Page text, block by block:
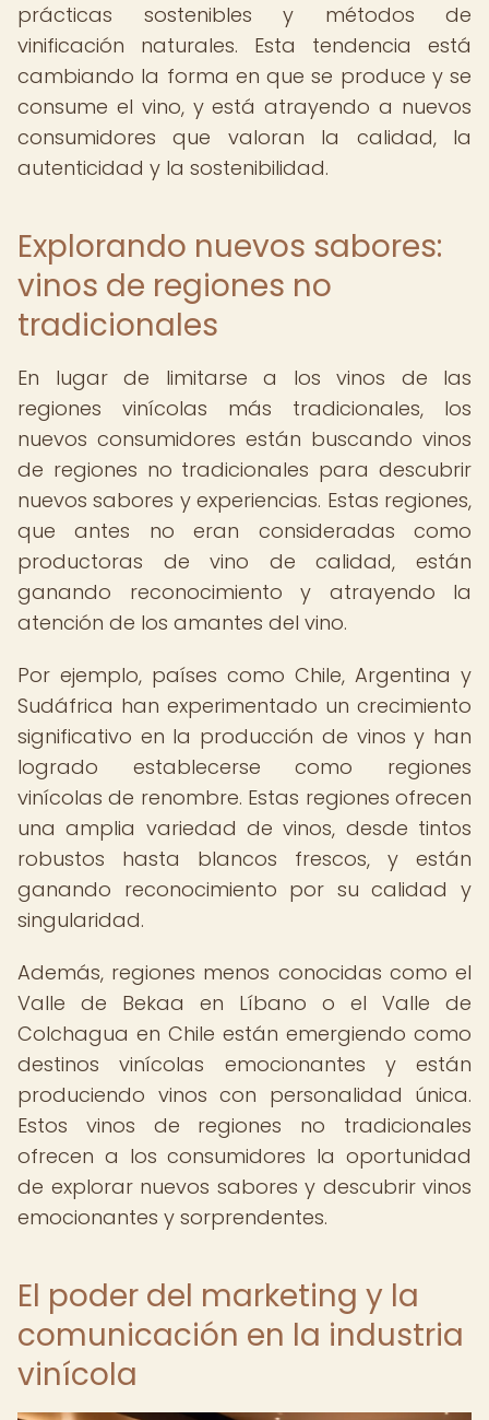
prácticas sostenibles y métodos de
vinificación naturales. Esta tendencia está
cambiando la forma en que se produce y se
consume el vino, y está atrayendo a nuevos
consumidores que valoran la calidad, la
autenticidad y la sostenibilidad.
Explorando nuevos sabores:
vinos de regiones no
tradicionales
En lugar de limitarse a los vinos de las
regiones vinícolas más tradicionales, los
nuevos consumidores están buscando vinos
de regiones no tradicionales para descubrir
nuevos sabores y experiencias. Estas regiones,
que antes no eran consideradas como
productoras de vino de calidad, están
ganando reconocimiento y atrayendo la
atención de los amantes del vino.
Por ejemplo, países como Chile, Argentina y
Sudáfrica han experimentado un crecimiento
significativo en la producción de vinos y han
logrado establecerse como regiones
vinícolas de renombre. Estas regiones ofrecen
una amplia variedad de vinos, desde tintos
robustos hasta blancos frescos, y están
ganando reconocimiento por su calidad y
singularidad.
Además, regiones menos conocidas como el
Valle de Bekaa en Líbano o el Valle de
Colchagua en Chile están emergiendo como
destinos vinícolas emocionantes y están
produciendo vinos con personalidad única.
Estos vinos de regiones no tradicionales
ofrecen a los consumidores la oportunidad
de explorar nuevos sabores y descubrir vinos
emocionantes y sorprendentes.
El poder del marketing y la
comunicación en la industria
vinícola